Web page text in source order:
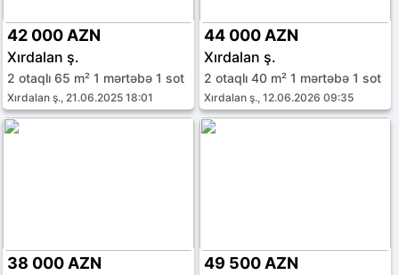
42 000 AZN
Xırdalan ş.
2 otaqlı 65 m² 1 mərtəbə 1 sot
Xırdalan ş., 21.06.2025 18:01
44 000 AZN
Xırdalan ş.
2 otaqlı 40 m² 1 mərtəbə 1 sot
Xırdalan ş., 12.06.2026 09:35
38 000 AZN 49 500 AZN